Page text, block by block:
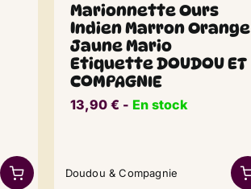
Marionnette Ours
Indien Marron Orange
Jaune Mario
Etiquette DOUDOU ET
COMPAGNIE
13,90€ ​​ -En stock
Doudou & Compagnie